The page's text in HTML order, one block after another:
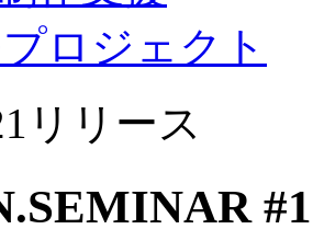
ロジェクト
リリース